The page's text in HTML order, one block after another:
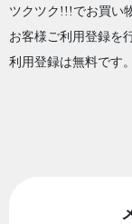
ツクツク!!!でお買い
お客様ご利用登録を
利用登録は無料です。